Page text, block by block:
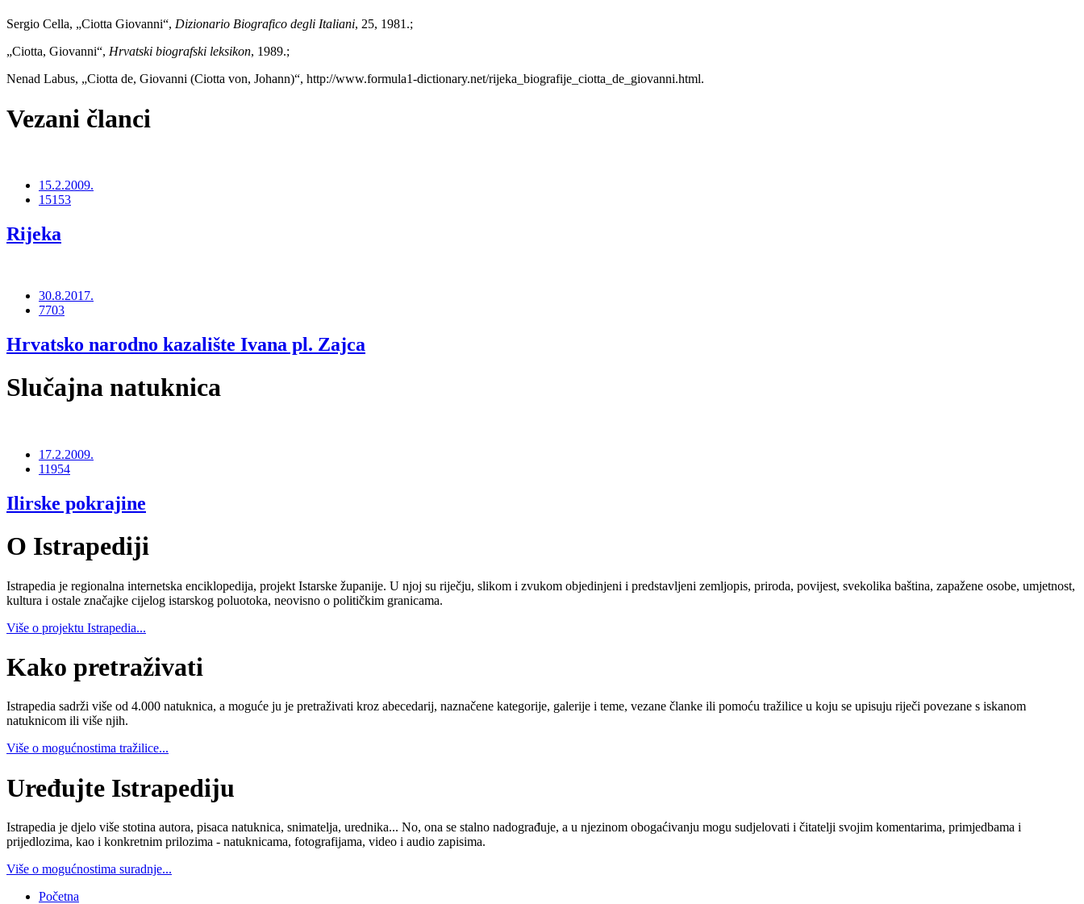
Sergio Cella, „Ciotta Giovanni“, Dizionario Biografico degli Italiani, 25, 1981.;
„Ciotta, Giovanni“, Hrvatski biografski leksikon, 1989.;
Nenad Labus, „Ciotta de, Giovanni (Ciotta von, Johann)“, http://www.formula1-dictionary.net/rijeka_biografije_ciotta_de_giovanni.html.
Vezani članci
15.2.2009.
15153
Rijeka
30.8.2017.
7703
Hrvatsko narodno kazalište Ivana pl. Zajca
Slučajna natuknica
17.2.2009.
11954
Ilirske pokrajine
O Istrapediji
Istrapedia je regionalna internetska enciklopedija, projekt Istarske županije. U njoj su riječju, slikom i zvukom objedinjeni i predstavljeni zemljopis, priroda, povijest, svekolika baština, zapažene osobe, umjetnost,
kultura i ostale značajke cijelog istarskog poluotoka, neovisno o političkim granicama.
Više o projektu Istrapedia...
Kako pretraživati
Istrapedia sadrži više od 4.000 natuknica, a moguće ju je pretraživati kroz abecedarij, naznačene kategorije, galerije i teme, vezane članke ili pomoću tražilice u koju se upisuju riječi povezane s iskanom
natuknicom ili više njih.
Više o mogućnostima tražilice...
Uređujte Istrapediju
Istrapedia je djelo više stotina autora, pisaca natuknica, snimatelja, urednika... No, ona se stalno nadograđuje, a u njezinom obogaćivanju mogu sudjelovati i čitatelji svojim komentarima, primjedbama i
prijedlozima, kao i konkretnim prilozima - natuknicama, fotografijama, video i audio zapisima.
Više o mogućnostima suradnje...
Početna